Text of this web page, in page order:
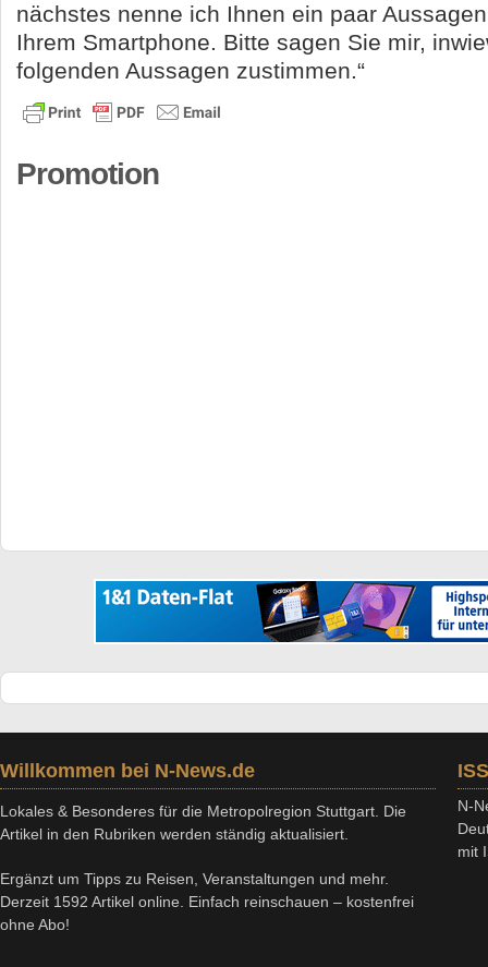
nächstes nenne ich Ihnen ein paar
Ihrem Smartphone. Bitte sagen Sie mir,
folgenden Aussagen zustimmen.“
Promotion
Willkommen bei N-News.de
Lokales & Besonderes für die Metropolregion Stuttgart. Die
Artikel in den Rubriken werden ständig aktualisiert.
Ergänzt um Tipps zu Reisen, Veranstaltungen und mehr.
Derzeit 1592 Artikel online. Einfach reinschauen – kostenfrei
ohne Abo!
N-
mit